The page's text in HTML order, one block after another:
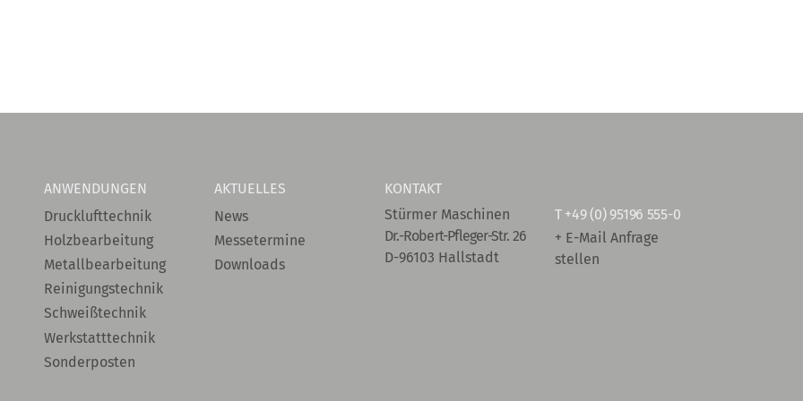
ANWENDUNGEN
Drucklufttechnik
Holzbearbeitung
Metallbearbeitung
Reinigungstechnik
Schweißtechnik
Werkstatttechnik
Sonderposten
AKTUELLES
News
Messetermine
Downloads
KONTAKT
Stürmer Maschinen
Dr.-Robert-Pfleger-Str. 26
D-96103 Hallstadt
T +49 (0) 95196 555-0
+ E-Mail Anfrage
stellen